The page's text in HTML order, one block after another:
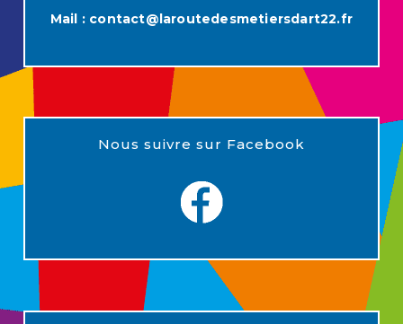
Mail : contact@laroutedesmetiersdart22.fr
Nous suivre sur Facebook